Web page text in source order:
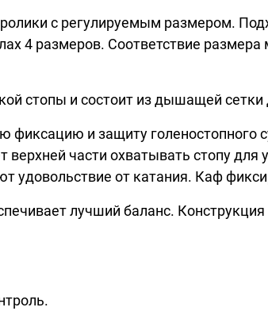
с регулируемым размером.
4 размеров. Соответствие
стопы и состоит из дышащей
и защиту голеностопного
верхней части охватывать стопу
удовольствие от катания. Каф
лучший баланс.